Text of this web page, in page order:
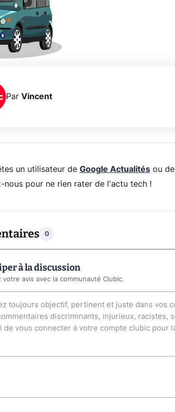
Par Vincent
un utilisateur de Google Actualitésou de
nous pour ne rien rater de l'actu tech !
0
à la discussion
votre avis avec la communauté Clubic.